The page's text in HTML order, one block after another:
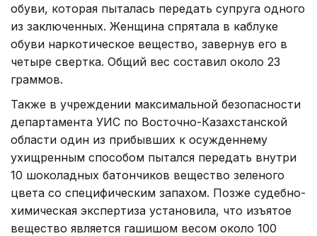
обуви, которая пыталась передать супруга одного
из заключенных. Женщина спрятала в каблуке
обуви наркотическое вещество, завернув его в
четыре свертка. Общий вес составил около 23
граммов.
Также в учреждении максимальной безопасности
департамента УИС по Восточно-Казахстанской
области один из прибывших к осужденнему
ухищренным способом пытался передать внутри
10 шоколадных батончиков вещество зеленого
цвета со специфическим запахом. Позже судебно-
химическая экспертиза установила, что изъятое
вещество является гашишом весом около 100